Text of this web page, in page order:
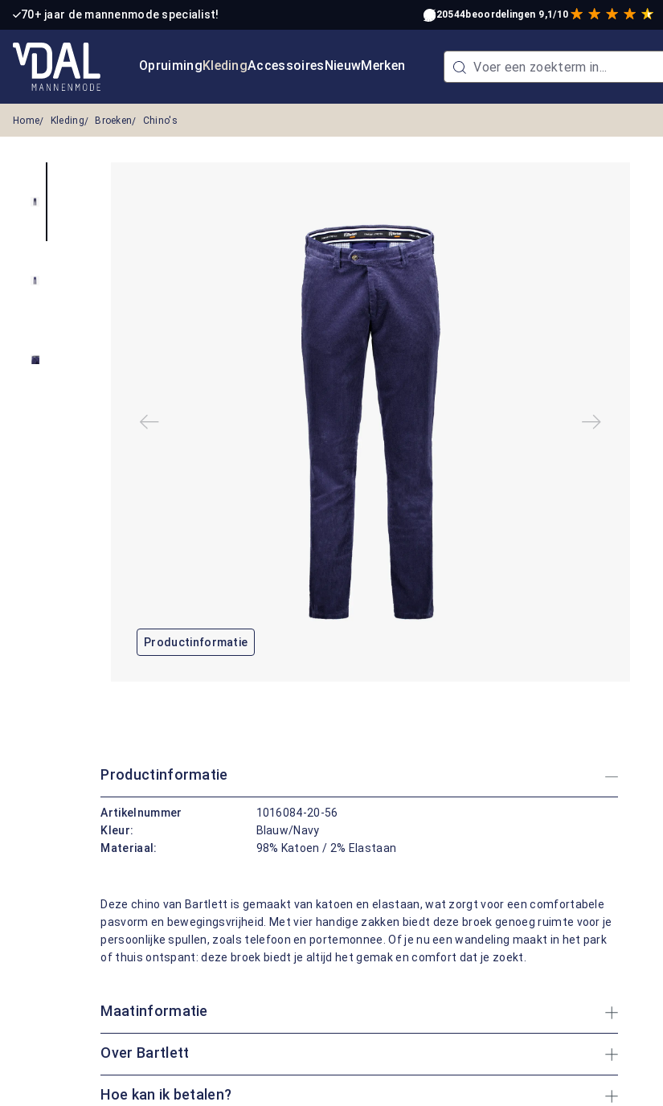
de hoofdinhoud
Ga naar de zoekopdracht
Ga naar de hoofdnavigatie
70+ jaar de mannenmode specialist! 20544beoordelingen 9,1/10
OpruimingKledingAccessoiresNieuwMerken
Home Kleding Broeken Chino's
Productinformatie
Productinformatie
Artikelnummer
1016084-20-56
Kleur:
Blauw/Navy
Materiaal:
98% Katoen / 2% Elastaan
Deze chino van Bartlett is gemaakt van katoen en elastaan, wat zorgt voor een comfortabele
pasvorm en bewegingsvrijheid. Met vier handige zakken biedt deze broek genoeg ruimte voor je
persoonlijke spullen, zoals telefoon en portemonnee. Of je nu een wandeling maakt in het park
of thuis ontspant: deze broek biedt je altijd het gemak en comfort dat je zoekt.
Maatinformatie
Over Bartlett
Hoe kan ik betalen?